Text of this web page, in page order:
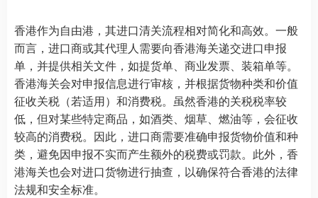
香港作为自由港，其进口清关流程相对简化和高效。一般
而言，进口商或其代理人需要向香港海关递交进口申报
单，并提供相关文件，如提货单、商业发票、装箱单等。
香港海关会对申报信息进行审核，并根据货物种类和价值
征收关税（若适用）和消费税。虽然香港的关税税率较
低，但对某些特定商品，如酒类、烟草、燃油等，会征收
较高的消费税。因此，进口商需要准确申报货物价值和种
类，避免因申报不实而产生额外的税费或罚款。此外，香
港海关也会对进口货物进行抽查，以确保符合香港的法律
法规和安全标准。